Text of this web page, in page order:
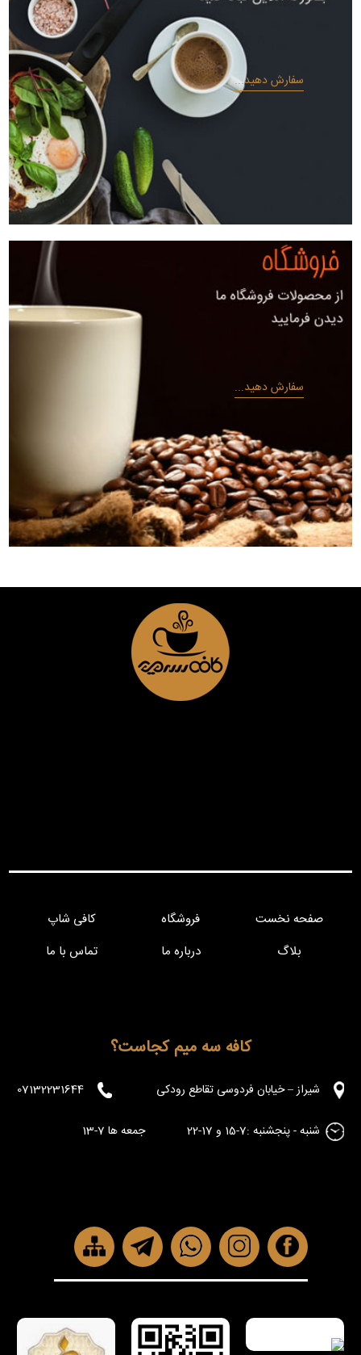
سفارش دهید...
سفارش دهید...
صفحه نخست فروشگاه
کافی شاپ
بلاگ
درباره ما تماس با ما
کافه سه میم کجاست؟
شیراز – خیابان فردوسی تقاطع رودکی 07132231644
شنبه - پنجشنبه :7-15 و 17-22 جمعه ها 7-13